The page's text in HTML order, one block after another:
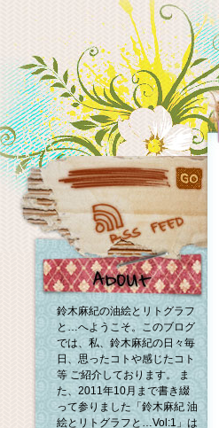
鈴木麻紀の油絵とリトグラフ
と…へようこそ。このブログ
では、私、鈴木麻紀の日々毎
日、思ったコトや感じたコト
等 ご紹介しております。 ま
た、2011年10月まで書き綴
って参りました「鈴木麻紀 油
絵とリトグラフと…Vol:1」は